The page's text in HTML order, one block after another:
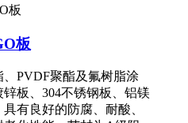
板
PVDF聚酯及氟树脂涂
板、304不锈钢板、铝镁
有良好的防腐、耐酸、